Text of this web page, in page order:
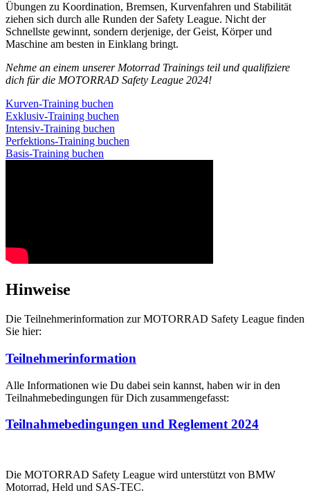
Übungen zu Koordination, Bremsen, Kurvenfahren und Stabilität
ziehen sich durch alle Runden der Safety League. Nicht der
Schnellste gewinnt, sondern derjenige, der Geist, Körper und
Maschine am besten in Einklang bringt.
Nehme an einem unserer Motorrad Trainings teil und qualifiziere
dich für die MOTORRAD Safety League 2024!
Kurven-Training buchen
Exklusiv-Training buchen
Intensiv-Training buchen
Perfektions-Training buchen
Basis-Training buchen
Hinweise
Die Teilnehmerinformation zur MOTORRAD Safety League finden
Sie hier:
Teilnehmerinformation
Alle Informationen wie Du dabei sein kannst, haben wir in den
Teilnahmebedingungen für Dich zusammengefasst:
Teilnahmebedingungen und Reglement 2024
Die MOTORRAD Safety League wird unterstützt von BMW
Motorrad, Held und SAS-TEC.